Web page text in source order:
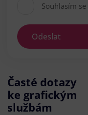
Souhlasím se
Odeslat
Časté dotazy
ke grafickým
službám